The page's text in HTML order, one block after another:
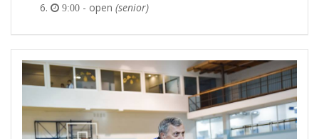
9:00 - open (senior)